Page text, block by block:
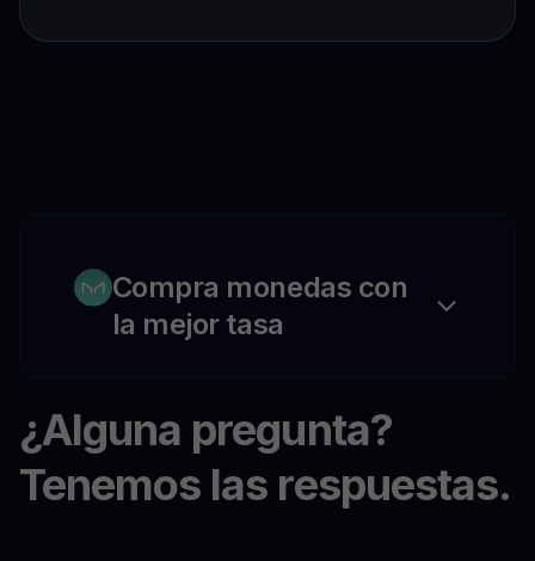
Compra monedas con
la mejor tasa
¿Alguna pregunta?
Tenemos las respuestas.